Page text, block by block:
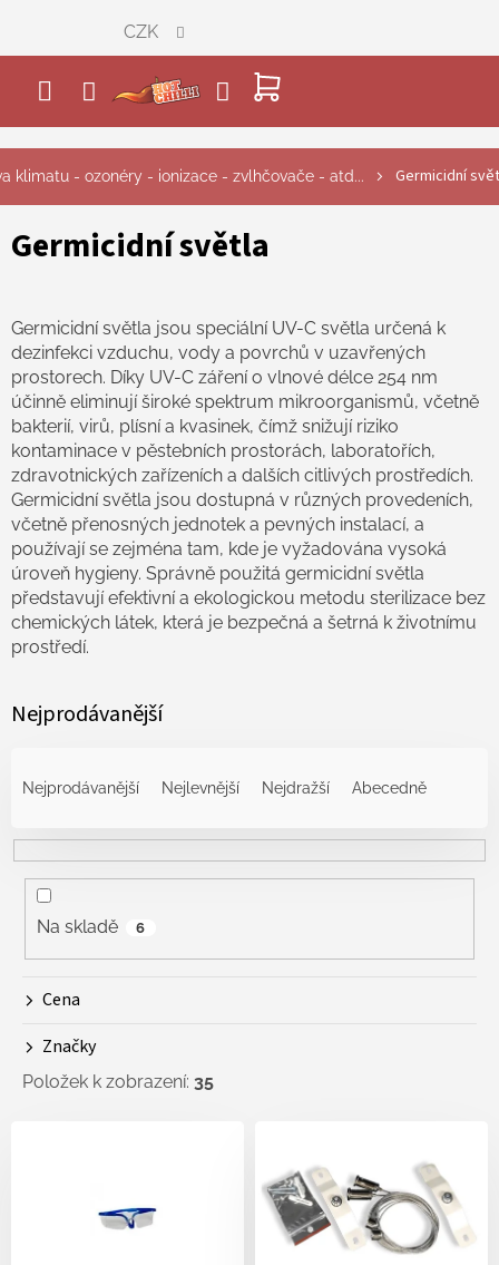
obsah
NÁKUPNÍ
KOŠÍK
CZK
klimatu - ozonéry - ionizace - zvlhčovače - atd... Germicidní
Germicidní světla
Germicidní světla jsou speciální UV-C světla určená k
dezinfekci vzduchu, vody a povrchů v uzavřených
prostorech. Díky UV-C záření o vlnové délce 254 nm
účinně eliminují široké spektrum mikroorganismů, včetně
bakterií, virů, plísní a kvasinek, čímž snižují riziko
kontaminace v pěstebních prostorách, laboratořích,
zdravotnických zařízeních a dalších citlivých prostředích.
Germicidní světla jsou dostupná v různých provedeních,
včetně přenosných jednotek a pevných instalací, a
používají se zejména tam, kde je vyžadována vysoká
úroveň hygieny. Správně použitá germicidní světla
představují efektivní a ekologickou metodu sterilizace bez
chemických látek, která je bezpečná a šetrná k životnímu
prostředí.
Nejprodávanější
e
n
Nejprodávanější Nejlevnější Nejdražší Abecedně
Na skladě 6
Cena
Značky
Položek k zobrazení: 35